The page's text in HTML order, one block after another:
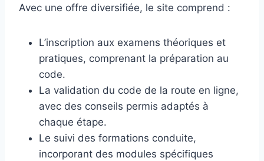
Avec une offre diversifiée, le site comprend :
L’inscription aux examens théoriques et
pratiques, comprenant la préparation au
code.
La validation du code de la route en ligne,
avec des conseils permis adaptés à
chaque étape.
Le suivi des formations conduite,
incorporant des modules spécifiques